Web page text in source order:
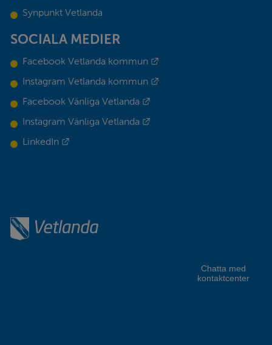
Synpunkt Vetlanda
SOCIALA MEDIER
Facebook Vetlanda kommun
Instagram Vetlanda kommun
Facebook Vänliga Vetlanda
Instagram Vänliga Vetlanda
LinkedIn